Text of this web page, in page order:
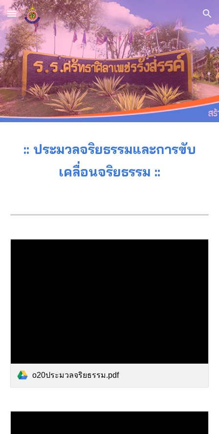
Skip to main content Skip to navigation
:: ประมวลจริยธรรมและการขับ
เคลื่อนจริยธรรม ::
o20ประมวลจริยธรรม.pdf